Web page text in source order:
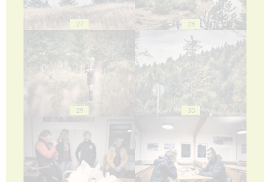
27 28
29 30